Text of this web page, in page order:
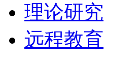
理论研究
远程教育